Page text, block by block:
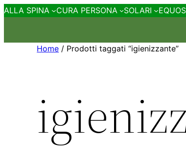
ALLA SPINA CURA PERSONA SOLARI
Home / Prodotti taggati “igienizzante”